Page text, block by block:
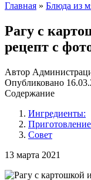
Главная » Блюда из
Рагу с
рецепт с
Автор
Опубликовано
Содержание
Ингредиенты:
Совет
13 марта 2021